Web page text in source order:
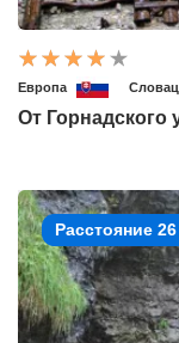
Европа
От Горнадского
Расстояние